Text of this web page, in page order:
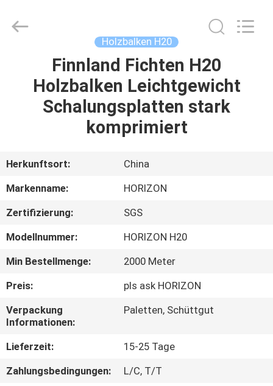
PRODUKTE
UNS
AUSFLUG
QUALITÄTSKONTROLLE
TRETEN
SIE
MIT
UNS
2025
slabformworksystems.com.
Holzbalken H20
Finnland Fichten H20
Holzbalken Leichtgewicht
Schalungsplatten stark
komprimiert
Herkunftsort:
China
Markenname:
HORIZON
Zertifizierung:
SGS
Modellnummer:
HORIZON H20
Min Bestellmenge:
2000 Meter
Preis:
pls ask HORIZON
Verpackung
Informationen:
Paletten, Schüttgut
Lieferzeit:
15-25 Tage
Zahlungsbedingungen:
L/C, T/T